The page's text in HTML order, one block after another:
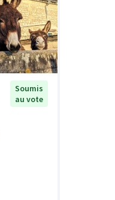
Soumis
au vote